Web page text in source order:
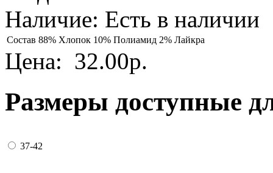
Наличие: Есть в наличии
Состав 88% Хлопок 10% Полиамид 2% Лайкра
Цена: 32.00р.
Размеры доступные
37-42